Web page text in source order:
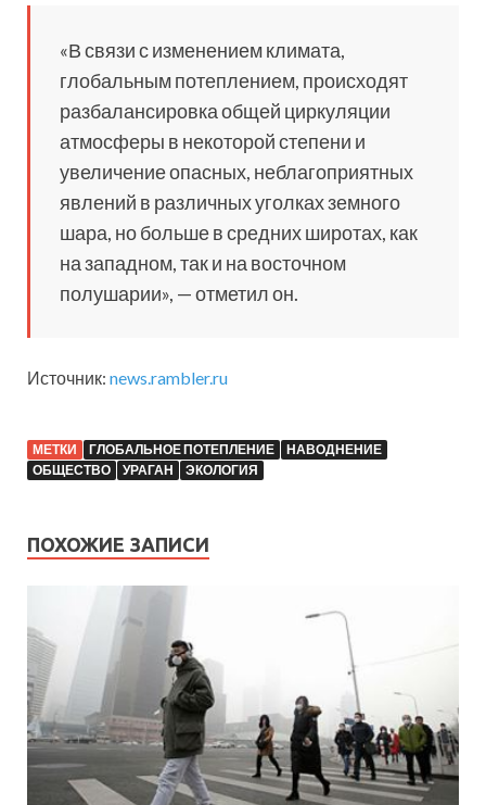
«В связи с изменением климата,
глобальным потеплением, происходят
разбалансировка общей циркуляции
атмосферы в некоторой степени и
увеличение опасных, неблагоприятных
явлений в различных уголках земного
шара, но больше в средних широтах, как
на западном, так и на восточном
полушарии», — отметил он.
Источник: news.rambler.ru
МЕТКИ ГЛОБАЛЬНОЕ ПОТЕПЛЕНИЕ
НАВОДНЕНИЕ
ОБЩЕСТВО
УРАГАН ЭКОЛОГИЯ
ПОХОЖИЕ ЗАПИСИ